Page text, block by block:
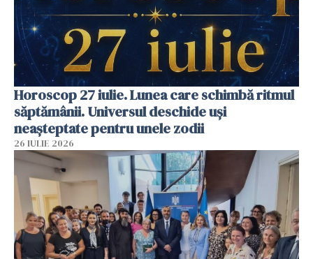
Horoscop 27 iulie. Lunea care schimbă ritmul
săptămânii. Universul deschide uși
neașteptate pentru unele zodii
26 IULIE 2026